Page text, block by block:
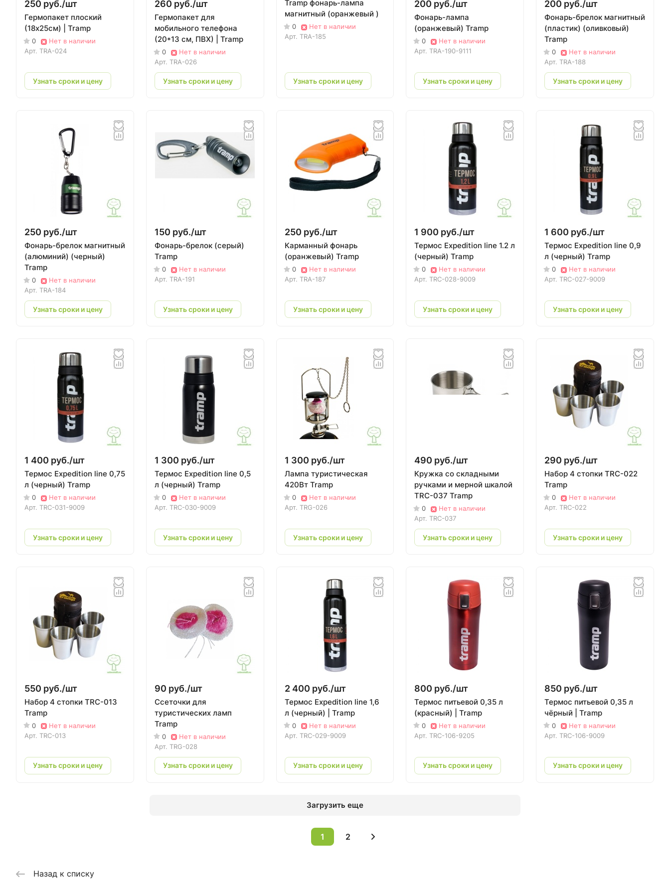
250 руб./шт
Гермопакет плоский
(18х25см) | Tramp
0
Нет в наличии
Арт. TRA-024
Узнать сроки и цену
260 руб./шт
Гермопакет для
мобильного телефона
(20*13 см, ПВХ) | Tramp
0
Нет в наличии
Арт. TRA-026
Узнать сроки и цену
Tramp фонарь-лампа
магнитный (оранжевый )
0
Нет в наличии
Арт. TRA-185
Узнать сроки и цену
200 руб./шт
Фонарь-лампа
(оранжевый) Tramp
0
Нет в наличии
Арт. TRA-190-9111
Узнать сроки и цену
200 руб./шт
Фонарь-брелок магнитный
(пластик) (оливковый)
Tramp
0
Нет в наличии
Арт. TRA-188
Узнать сроки и цену
250 руб./шт
Фонарь-брелок магнитный
(алюминий) (черный)
Tramp
0
Нет в наличии
Арт. TRA-184
Узнать сроки и цену
150 руб./шт
Фонарь-брелок (серый)
Tramp
0
Нет в наличии
Арт. TRA-191
Узнать сроки и цену
250 руб./шт
Карманный фонарь
(оранжевый) Tramp
0
Нет в наличии
Арт. TRA-187
Узнать сроки и цену
1 900 руб./шт
Термос Expedition line 1.2 л
(черный) Tramp
0
Нет в наличии
Арт. TRC-028-9009
Узнать сроки и цену
1 600 руб./шт
Термос Expedition line 0,9
л (черный) Tramp
0
Нет в наличии
Арт. TRC-027-9009
Узнать сроки и цену
1 400 руб./шт
Термос Expedition line 0,75
л (черный) Tramp
0
Нет в наличии
Арт. TRC-031-9009
Узнать сроки и цену
1 300 руб./шт
Термос Expedition line 0,5
л (черный) Tramp
0
Нет в наличии
Арт. TRC-030-9009
Узнать сроки и цену
1 300 руб./шт
Лампа туристическая
420Вт Tramp
0
Нет в наличии
Арт. TRG-026
Узнать сроки и цену
490 руб./шт
Кружка со складными
ручками и мерной шкалой
TRC-037 Tramp
0
Нет в наличии
Арт. TRC-037
Узнать сроки и цену
290 руб./шт
Набор 4 стопки TRC-022
Tramp
0
Нет в наличии
Арт. TRC-022
Узнать сроки и цену
550 руб./шт
Набор 4 стопки TRC-013
Tramp
0
Нет в наличии
Арт. TRC-013
Узнать сроки и цену
90 руб./шт
Cсеточки для
туристических ламп
Tramp
0
Нет в наличии
Арт. TRG-028
Узнать сроки и цену
2 400 руб./шт
Термос Expedition line 1,6
л (черный) | Tramp
0
Нет в наличии
Арт. TRC-029-9009
Узнать сроки и цену
800 руб./шт
Термос питьевой 0,35 л
(красный) | Tramp
0
Нет в наличии
Арт. TRC-106-9205
Узнать сроки и цену
850 руб./шт
Термос питьевой 0,35 л
чёрный | Tramp
0
Нет в наличии
Арт. TRC-106-9009
Узнать сроки и цену
Загрузить еще
1 2
Назад к списку